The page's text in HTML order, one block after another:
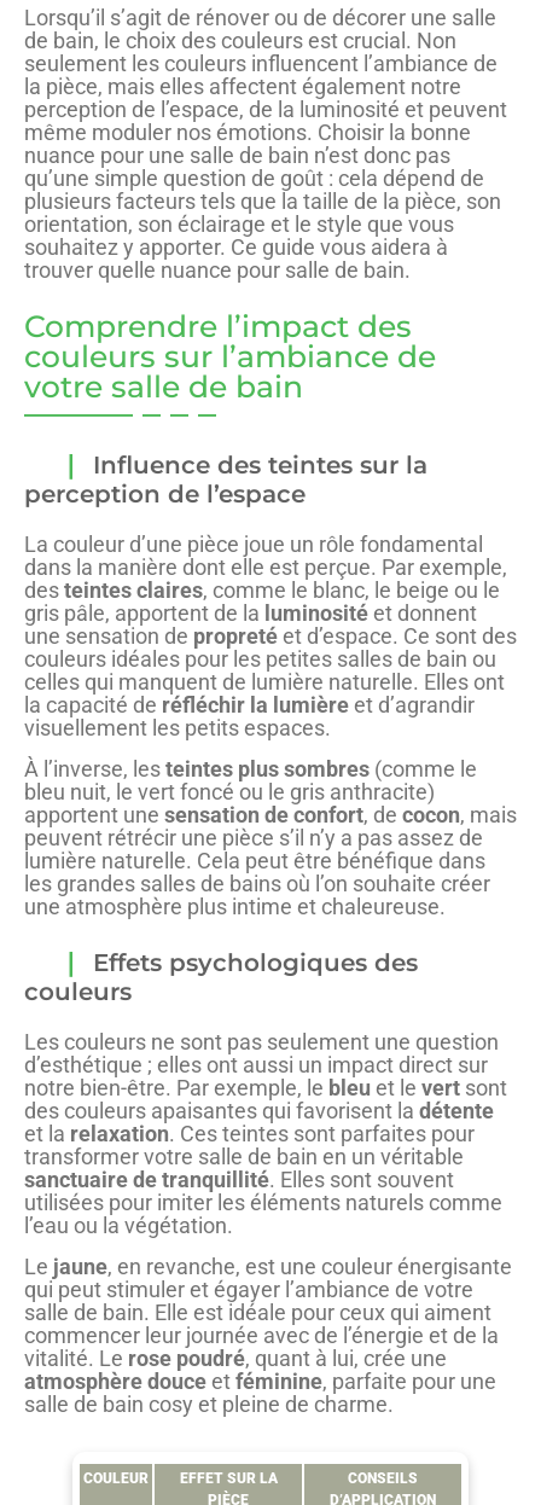
Lorsqu’il s’agit de rénover ou de décorer une salle
de bain, le choix des couleurs est crucial. Non
seulement les couleurs influencent l’ambiance de
la pièce, mais elles affectent également notre
perception de l’espace, de la luminosité et peuvent
même moduler nos émotions. Choisir la bonne
nuance pour une salle de bain n’est donc pas
qu’une simple question de goût : cela dépend de
plusieurs facteurs tels que la taille de la pièce, son
orientation, son éclairage et le style que vous
souhaitez y apporter. Ce guide vous aidera à
trouver quelle nuance pour salle de bain.
Comprendre l’impact des
couleurs sur l’ambiance de
votre salle de bain
Influence des teintes sur la
perception de l’espace
La couleur d’une pièce joue un rôle fondamental
dans la manière dont elle est perçue. Par exemple,
desteintes claires, comme le blanc, le beige ou le
gris pâle, apportent de la luminositéet donnent
une sensation de propretéet d’espace. Ce sont des
couleurs idéales pour les petites salles de bain ou
celles qui manquent de lumière naturelle. Elles ont
la capacité de réfléchir la lumièreet d’agrandir
visuellement les petits espaces.
À l’inverse, lesteintes plus sombres (comme le
bleu nuit, le vert foncé ou le gris anthracite)
apportent une sensation de confort, de cocon, mais
peuvent rétrécir une pièce s’il n’y a pas assez de
lumière naturelle. Cela peut être bénéfique dans
les grandes salles de bains où l’on souhaite créer
une atmosphère plus intime et chaleureuse.
Effets psychologiques des
couleurs
Les couleurs ne sont pas seulement une question
d’esthétique ; elles ont aussi un impact direct sur
notre bien-être. Par exemple, le bleu et le vert sont
des couleurs apaisantes qui favorisent la détente
et la relaxation. Ces teintes sont parfaites pour
transformer votre salle de bain en un véritable
sanctuaire de tranquillité. Elles sont souvent
utilisées pour imiter les éléments naturels comme
l’eau ou la végétation.
Le jaune, en revanche, est une couleur énergisante
qui peut stimuler et égayer l’ambiance de votre
salle de bain. Elle est idéale pour ceux qui aiment
commencer leur journée avec de l’énergie et de la
vitalité. Le rose poudré, quant à lui, crée une
atmosphère douceetféminine, parfaite pour une
salle de bain cosy et pleine de charme.
COULEUR
EFFET SUR LA
PIÈCE
CONSEILS
D’APPLICATION